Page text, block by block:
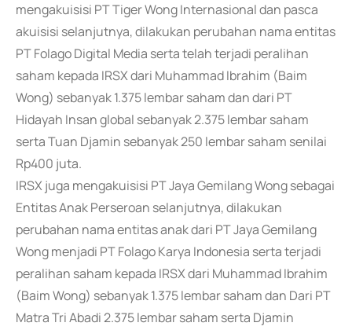
mengakuisisi PT Tiger Wong Internasional dan pasca
akuisisi selanjutnya, dilakukan perubahan nama entitas
PT Folago Digital Media serta telah terjadi peralihan
saham kepada IRSX dari Muhammad Ibrahim (Baim
Wong) sebanyak 1.375 lembar saham dan dari PT
Hidayah Insan global sebanyak 2.375 lembar saham
serta Tuan Djamin sebanyak 250 lembar saham senilai
Rp400 juta.
IRSX juga mengakuisisi PT Jaya Gemilang Wong sebagai
Entitas Anak Perseroan selanjutnya, dilakukan
perubahan nama entitas anak dari PT Jaya Gemilang
Wong menjadi PT Folago Karya Indonesia serta terjadi
peralihan saham kepada IRSX dari Muhammad Ibrahim
(Baim Wong) sebanyak 1.375 lembar saham dan Dari PT
Matra Tri Abadi 2.375 lembar saham serta Djamin